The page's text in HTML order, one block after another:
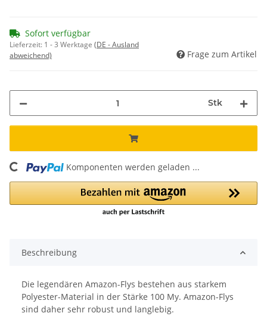
Sofort verfügbar
Lieferzeit: 1 - 3 Werktage (DE - Ausland
abweichend)
Frage zum Artikel
Stk
Loading... Komponenten werden geladen ...
Beschreibung
Die legendären Amazon-Flys bestehen aus starkem
Polyester-Material in der Stärke 100 My. Amazon-Flys
sind daher sehr robust und langlebig.